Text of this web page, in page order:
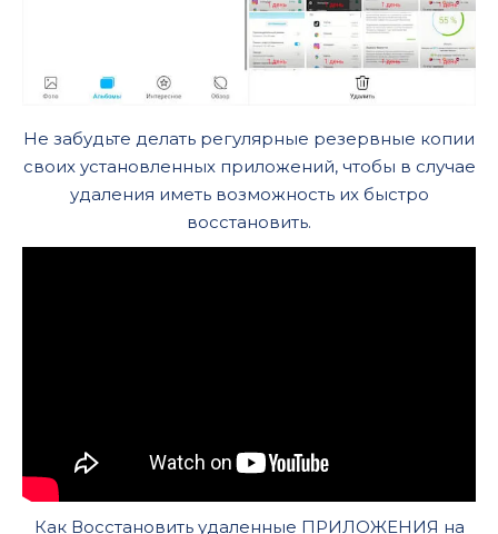
Не забудьте делать регулярные резервные копии
своих установленных приложений, чтобы в случае
удаления иметь возможность их быстро
восстановить.
Как Восстановить удаленные ПРИЛОЖЕНИЯ на